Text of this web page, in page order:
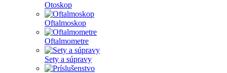
Otoskop
Oftalmoskop
Oftalmometre
Sety a súpravy